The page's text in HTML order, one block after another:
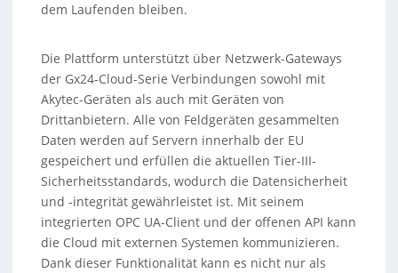
dem Laufenden bleiben.
Die Plattform unterstützt über Netzwerk-Gateways
der Gx24-Cloud-Serie Verbindungen sowohl mit
Akytec-Geräten als auch mit Geräten von
Drittanbietern. Alle von Feldgeräten gesammelten
Daten werden auf Servern innerhalb der EU
gespeichert und erfüllen die aktuellen Tier-III-
Sicherheitsstandards, wodurch die Datensicherheit
und -integrität gewährleistet ist. Mit seinem
integrierten OPC UA-Client und der offenen API kann
die Cloud mit externen Systemen kommunizieren.
Dank dieser Funktionalität kann es nicht nur als